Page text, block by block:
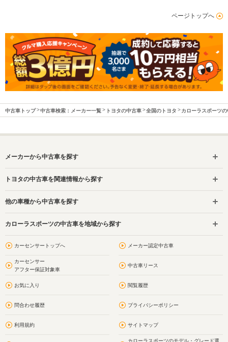
ページトップへ
中古車トップ 中古車検索：メーカー一覧 トヨタの中古車 全国のトヨタ カローラスポーツ
メーカーから中古車を探す
トヨタの中古車を関連情報から探す
他の車種から中古車を探す
カローラスポーツの中古車を地域から探す
カーセンサートップへ メーカー認定中古車
カーセンサー
アフター保証対象車
中古車リース
お気に入り 閲覧履歴
問合わせ履歴 プライバシーポリシー
利用規約 サイトマップ